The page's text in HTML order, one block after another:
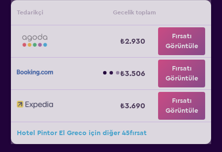
Tedarikçi Gecelik toplam
₺2.930
Fırsatı
Görüntüle
₺3.506
Fırsatı
Görüntüle
₺3.690
Fırsatı
Görüntüle
Hotel Pintor El Greco için diğer 45fırsat